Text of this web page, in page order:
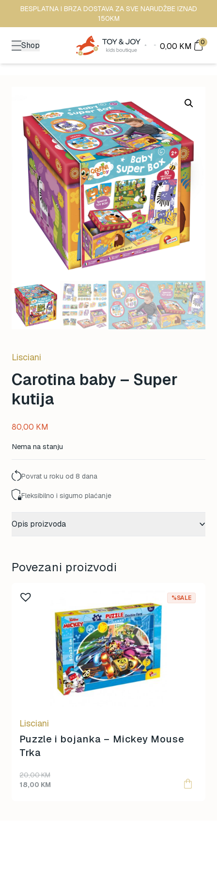
BESPLATNA I BRZA DOSTAVA ZA SVE NARUDŽBE IZNAD
150KM
Shop 0,00 KM 0
Lisciani
Carotina baby – Super
kutija
80,00 KM
Nema na stanju
Povrat u roku od 8 dana
Fleksibilno i sigurno plaćanje
Opis proizvoda
Povezani proizvodi
%SALE
Lisciani
Puzzle i bojanka – Mickey Mouse
Trka
20,00KM
Original
price
18,00 KM
Current
price